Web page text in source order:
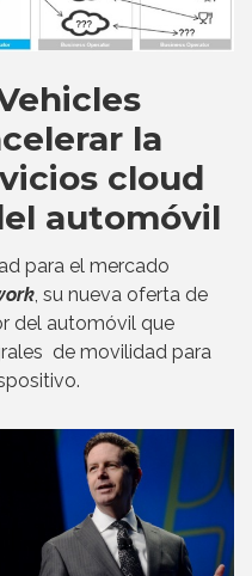
la
cloud
automóvil
para el mercado
, su nueva oferta de
del automóvil que
de movilidad para